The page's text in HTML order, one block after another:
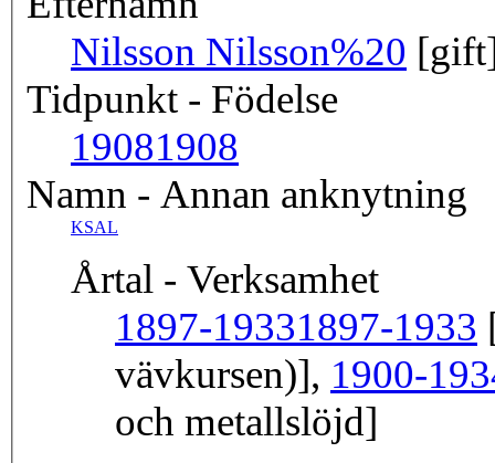
Nilsson Nilsson%20
Tidpunkt - Födelse
19081908
Namn - Annan anknytning
KSAL
Årtal - Verksamhet
1897-19331897-1933
vävkursen)], 1900-
och metallslöjd]